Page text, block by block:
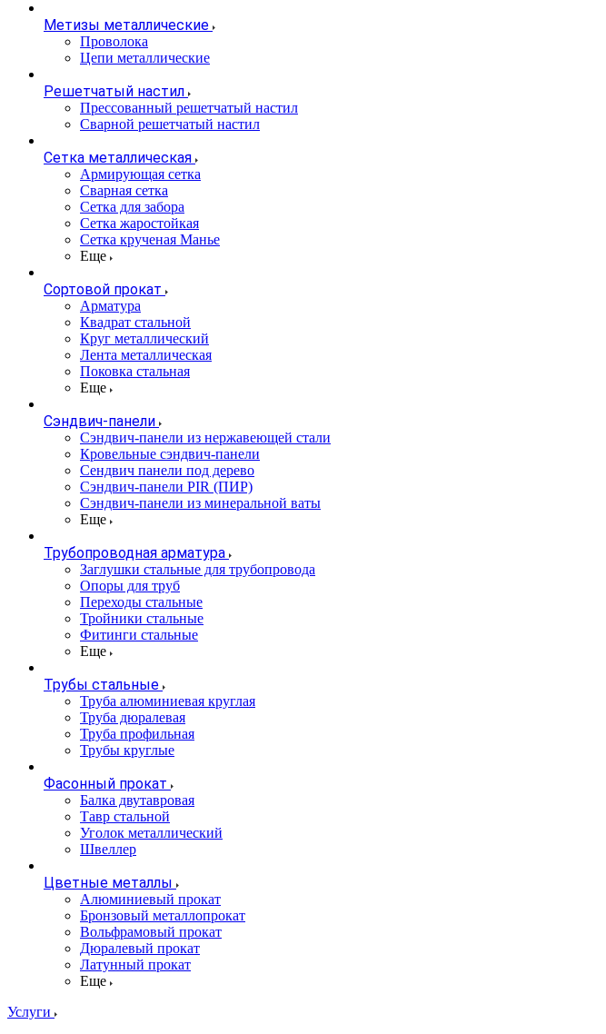
Метизы металлические
Проволока
Цепи металлические
Решетчатый настил
Прессованный решетчатый настил
Сварной решетчатый настил
Сетка металлическая
Армирующая сетка
Сварная сетка
Сетка для забора
Сетка жаростойкая
Сетка крученая Манье
Еще
Сортовой прокат
Арматура
Квадрат стальной
Круг металлический
Лента металлическая
Поковка стальная
Еще
Сэндвич-панели
Cэндвич-панели из нержавеющей стали
Кровельные сэндвич-панели
Сендвич панели под дерево
Сэндвич-панели PIR (ПИР)
Сэндвич-панели из минеральной ваты
Еще
Трубопроводная арматура
Заглушки стальные для трубопровода
Опоры для труб
Переходы стальные
Тройники стальные
Фитинги стальные
Еще
Трубы стальные
Труба алюминиевая круглая
Труба дюралевая
Труба профильная
Трубы круглые
Фасонный прокат
Балка двутавровая
Тавр стальной
Уголок металлический
Швеллер
Цветные металлы
Алюминиевый прокат
Бронзовый металлопрокат
Вольфрамовый прокат
Дюралевый прокат
Латунный прокат
Еще
Услуги